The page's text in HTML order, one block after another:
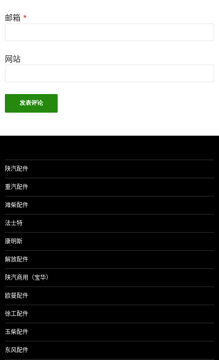
邮箱 *
网站
陕汽配件
重汽配件
潍柴配件
法士特
康明斯
解放配件
陕汽商用（宝华）
欧曼配件
徐工配件
玉柴配件
东风配件